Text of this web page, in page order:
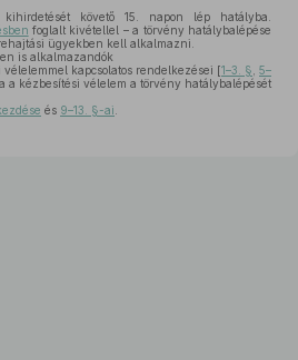
követő 15. napon lép hatályba.
foglalt kivétellel – a törvény hatálybalépése
ügyekben kell alkalmazni.
is alkalmazandók
kapcsolatos rendelkezései [1–3. § 5–
a kézbesítési vélelem a törvény hatálybalépését
és 9–13. §-ai